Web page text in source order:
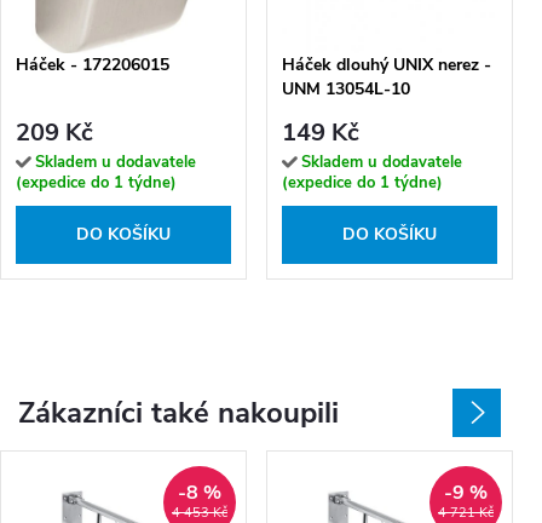
Háček - 172206015
209 Kč
Skladem u dodavatele
(expedice do 1 týdne)
DO KOŠÍKU
Háček dlouhý UNIX nerez -
UNM 13054L-10
149 Kč
Skladem u dodavatele
(expedice do 1 týdne)
DO KOŠÍKU
Zákazníci také nakoupili
4 453 Kč
-8 %
4 721 Kč
-9 %